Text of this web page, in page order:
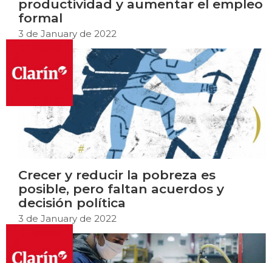
productividad y aumentar el empleo
formal
3 de January de 2022
Crecer y reducir la pobreza es
posible, pero faltan acuerdos y
decisión política
3 de January de 2022